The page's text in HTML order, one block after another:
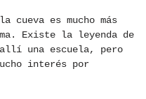
es mucho más
Existe la leyenda de
allí una escuela, pero
interés por